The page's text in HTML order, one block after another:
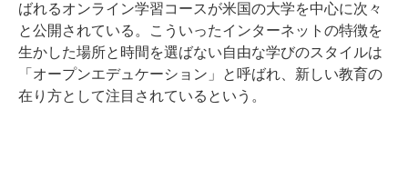
ばれるオンライン学習コースが米国の大学を中心に次々
と公開されている。こういったインターネットの特徴を
生かした場所と時間を選ばない自由な学びのスタイルは
「オープンエデュケーション」と呼ばれ、新しい教育の
在り方として注目されているという。